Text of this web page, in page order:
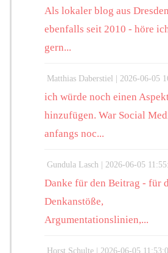
Als lokaler blog aus
ebenfalls seit 2010 - höre
gern...
Matthias Daberstiel | 2026-06-05
ich würde noch einen
hinzufügen. War Social
anfangs noc...
Gundula Lasch | 2026-06-05
Danke für den Beitrag - für
Denkanstöße,
Argumentationslinien,...
Horst Schulte | 2026-06-05